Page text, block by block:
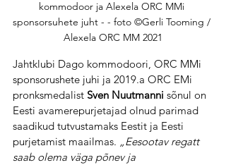
kommodoor ja Alexela ORC MMi
sponsorsuhete juht - - foto ©Gerli Tooming /
Alexela ORC MM 2021
Jahtklubi Dago kommodoori, ORC MMi
sponsorushete juhi ja 2019.a ORC EMi
pronksmedalist Sven Nuutmanni sõnul on
Eesti avamerepurjetajad olnud parimad
saadikud tutvustamaks Eestit ja Eesti
purjetamist maailmas. „Eesootav regatt
saab olema väga põnev ja